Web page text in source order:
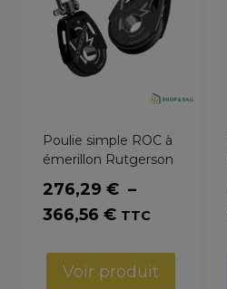
Poulie simple ROC à
émerillon Rutgerson
276,29 € –
366,56 €Plage
prix :
TTC
Voir produit